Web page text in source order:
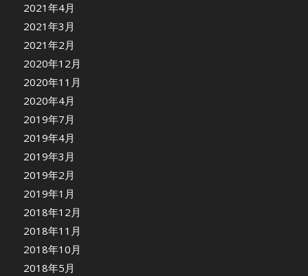
2021年4月
2021年3月
2021年2月
2020年12月
2020年11月
2020年4月
2019年7月
2019年4月
2019年3月
2019年2月
2019年1月
2018年12月
2018年11月
2018年10月
2018年5月